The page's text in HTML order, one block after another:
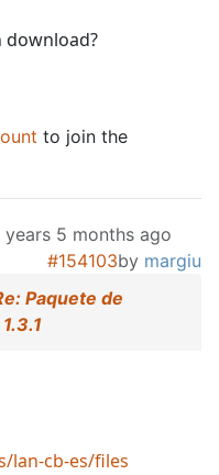
download?
to join the
years 5 months ago
#154103by margiu
Paquete de
lan-cb-es/files